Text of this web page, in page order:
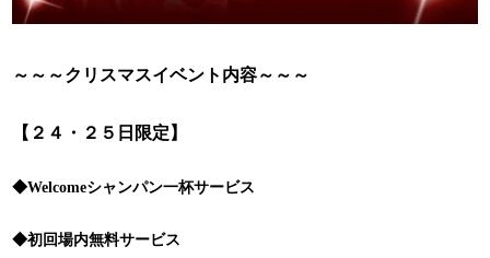
～～～クリスマスイベント内容～～～
【２４・２５日限定】
◆Welcomeシャンパン一杯サービス
◆初回場内無料サービス